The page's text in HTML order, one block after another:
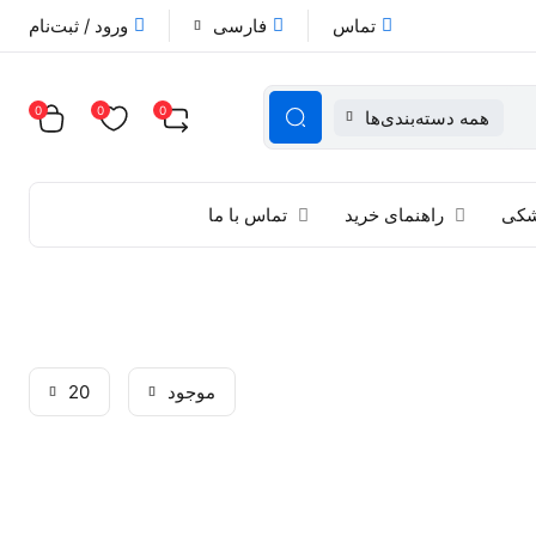
تماس فارسی ورود / ثبت‌نام
همه دسته‌بندی‌ها 0
0
0
راهنمای خرید تماس با ما
موجود 20